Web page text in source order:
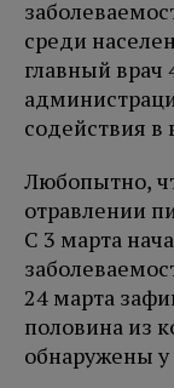
среди
главный врач
содействия в
Любопытно,
отравлении
С 3 марта
24 марта
половина из
обнаружены у